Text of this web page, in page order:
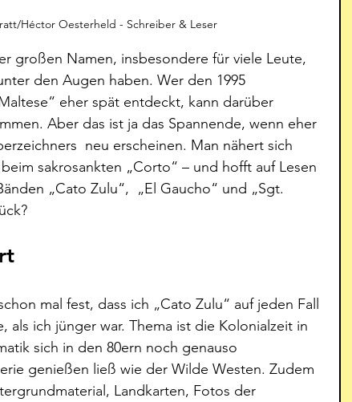
Héctor Oesterheld - Schreiber & Leser
großen Namen, insbesondere für viele Leute,
den Augen haben. Wer den 1995
eher spät entdeckt, kann darüber
Aber das ist ja das Spannende, wenn eher
neu erscheinen. Man nähert sich
sakrosankten „Corto“ – und hofft auf Lesen
„Cato Zulu“,  „El Gaucho“ und „Sgt.
mal fest, dass ich „Cato Zulu“ auf jeden Fall
ich jünger war. Thema ist die Kolonialzeit in
sich in den 80ern noch genauso
genießen ließ wie der Wilde Westen. Zudem
Landkarten, Fotos der